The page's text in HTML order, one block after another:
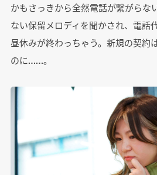
かもさっきから全然電話が繋がらな
ない保留メロディを聞かされ、電話
昼休みが終わっちゃう。新規の契約
のに……。